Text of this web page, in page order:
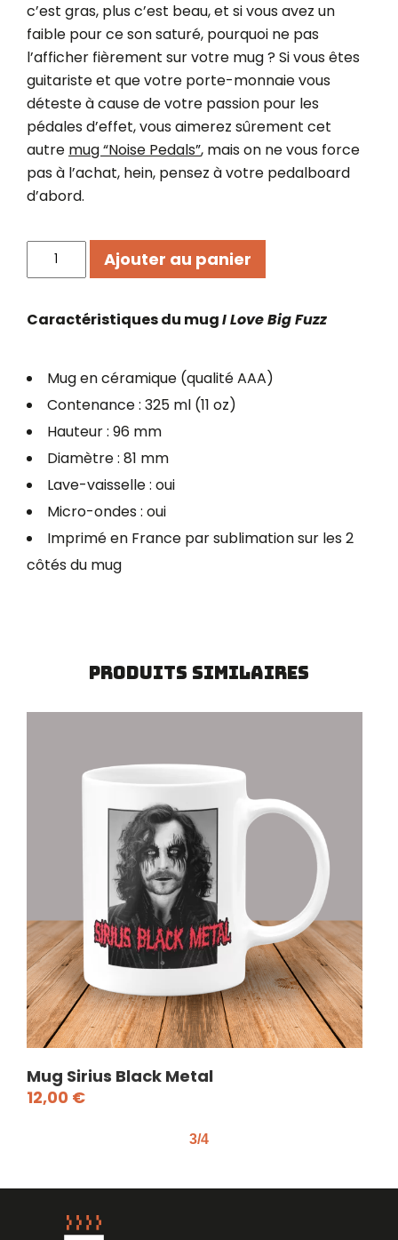
c’est gras, plus c’est beau, et si vous avez un
faible pour ce son saturé, pourquoi ne pas
l’afficher fièrement sur votre mug ? Si vous êtes
guitariste et que votre porte-monnaie vous
déteste à cause de votre passion pour les
pédales d’effet, vous aimerez sûrement cet
autre mug “Noise Pedals”, mais on ne vous force
pas à l’achat, hein, pensez à votre pedalboard
d’abord.
quantité
Love
Ajouter au panier
Caractéristiques du mugI Love Big Fuzz
Mug en céramique (qualité AAA)
Contenance : 325 ml (11 oz)
Hauteur : 96 mm
Diamètre : 81 mm
Lave-vaisselle : oui
Micro-ondes : oui
Imprimé en France par sublimation sur les 2
côtés du mug
Produits similaires
Mug Sirius Black Metal
12,00 €
3/4